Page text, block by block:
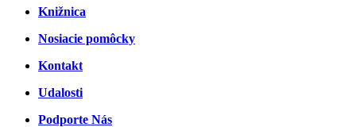
Knižnica
Nosiacie pomôcky
Kontakt
Udalosti
Podporte Nás